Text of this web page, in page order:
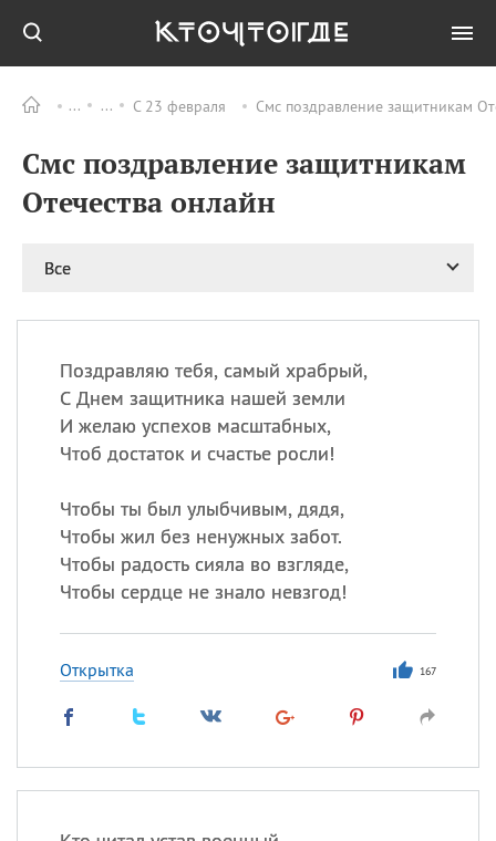
С 23 февраля Смс поздравление защитникам
Смс поздравление защитникам
Отечества онлайн
Все
Поздравляю тебя, самый храбрый,
С Днем защитника нашей земли
И желаю успехов масштабных,
Чтоб достаток и счастье росли!
Чтобы ты был улыбчивым, дядя,
Чтобы жил без ненужных забот.
Чтобы радость сияла во взгляде,
Чтобы сердце не знало невзгод!
Открытка 167
ПРАЗДНИКИ Все
09.08 День памяти
великомученика и
Николая Чудотворца
11.08 День полета на
11.08 День Святой Клары —
покровительницы
телевидения
Сегодня празднуют именины
Герман ,Иван
Посмотреть значение